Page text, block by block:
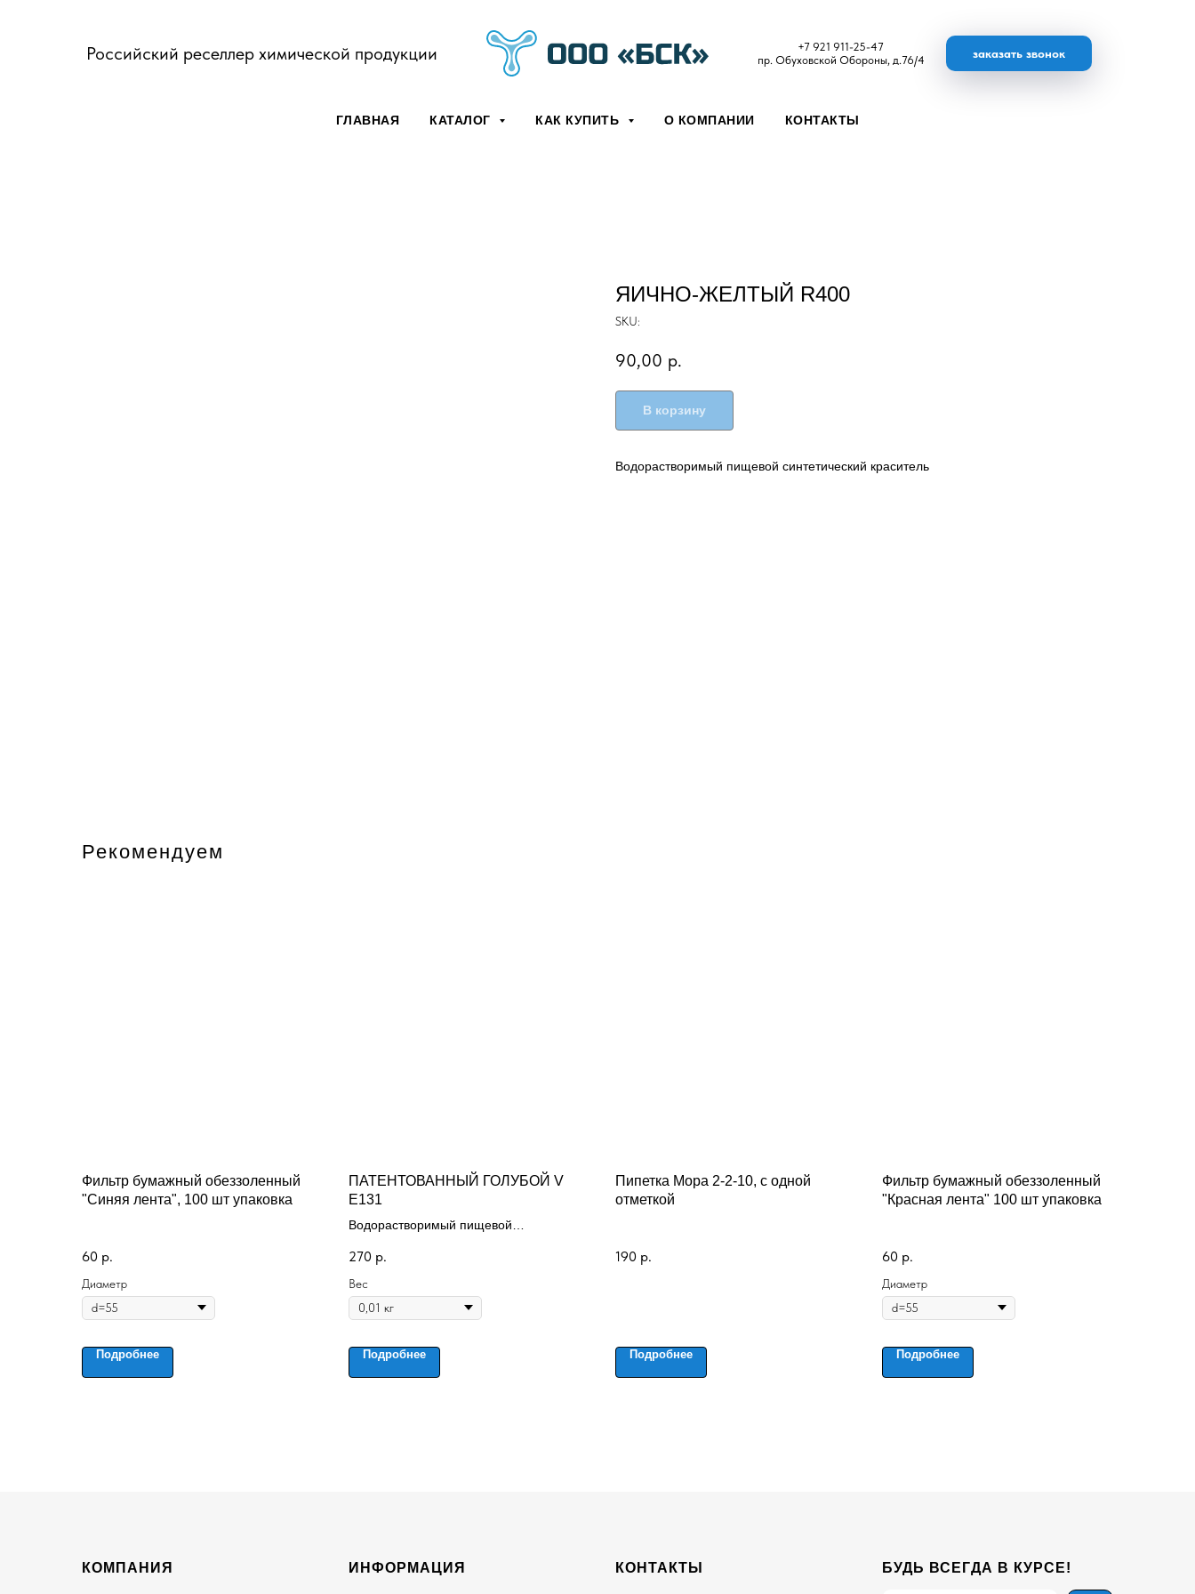
Российский реселлер химической продукции
+7 921 911-25-47
пр. Обуховской Обороны, д.76/4
заказать звонок
ГЛАВНАЯ КАТАЛОГ КАК КУПИТЬ О КОМПАНИИ КОНТАКТЫ
ЯИЧНО-ЖЕЛТЫЙ R400
SKU:
90,00 р.
В корзину
Водорастворимый пищевой синтетический краситель
Рекомендуем
Фильтр бумажный обеззоленный
"Синяя лента", 100 шт упаковка
60 р.
Диаметр
Подробнее
ПАТЕНТОВАННЫЙ ГОЛУБОЙ V
Е131
Водорастворимый пищевой
270 р.
Вес
Подробнее
Пипетка Мора 2-2-10, с одной
отметкой
190 р.
Подробнее
Фильтр бумажный обеззоленный
"Красная лента" 100 шт упаковка
60 р.
Диаметр
Подробнее
КОМПАНИЯ ИНФОРМАЦИЯ КОНТАКТЫ БУДЬ ВСЕГДА В КУРСЕ!